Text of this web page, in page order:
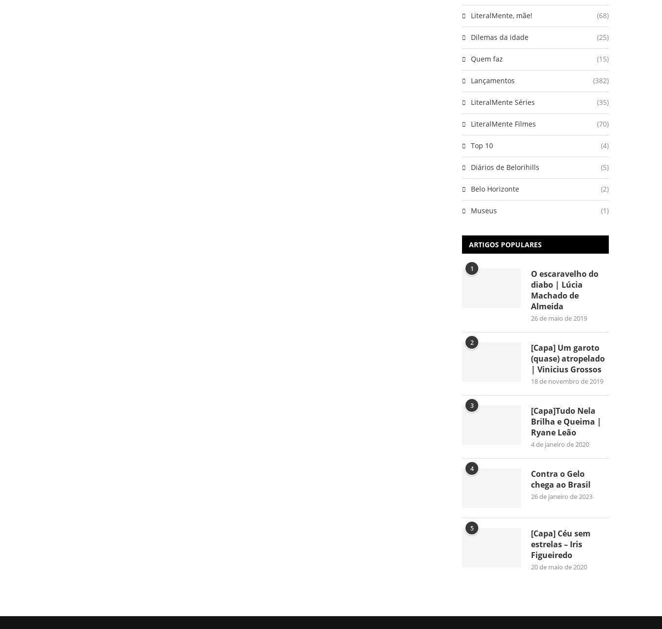
LiteralMente, mãe! (68)
Dilemas da idade (25)
Quem faz (15)
Lançamentos (382)
LiteralMente Séries (35)
LiteralMente Filmes (70)
Top 10 (4)
Diários de Belorihills (5)
Belo Horizonte (2)
Museus (1)
ARTIGOS POPULARES
1
O escaravelho do
diabo | Lúcia
Machado de
Almeida
26 de maio de 2019
2
[Capa] Um garoto
(quase) atropelado
| Vinicius Grossos
18 de novembro de 2019
3
[Capa]Tudo Nela
Brilha e Queima |
Ryane Leão
4 de janeiro de 2020
4
Contra o Gelo
chega ao Brasil
26 de janeiro de 2023
5
[Capa] Céu sem
estrelas – Iris
Figueiredo
20 de maio de 2020